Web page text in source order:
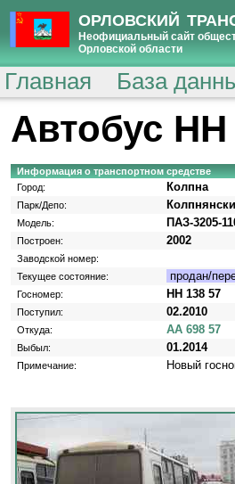
ОРЛОВСКИЙ
Неофициальный сайт
Орловской области
Главная База
Автобус НН
Информация о транспортном средстве
Город:
Колпна
Парк/Депо:
Модель: ПАЗ-3205-
Построен: 2002
Заводской номер:
Текущее состояние:
продан/
Госномер: НН 138 57
Поступил: 02.2010
Откуда: АА 698 57
Выбыл: 01.2014
Примечание: Новый